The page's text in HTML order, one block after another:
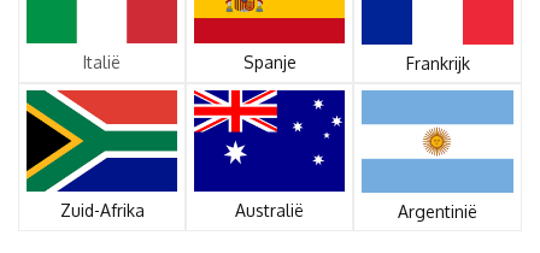
Italië Spanje Frankrijk
Zuid-Afrika Australië Argentinië